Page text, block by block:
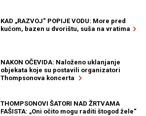
KAD „RAZVOJ“ POPIJE VODU: More pred
kućom, bazen u dvorištu, suša na vratima
NAKON OČEVIDA: Naloženo uklanjanje
objekata koje su postavili organizatori
Thompsonova koncerta
THOMPSONOVI ŠATORI NAD ŽRTVAMA
FAŠISTA: „Oni očito mogu raditi štogod žele“